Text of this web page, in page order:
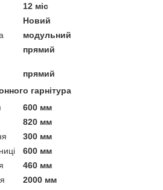
12 міс
Новий
модульний
прямий
прямий
гарнітура
600 мм
820 мм
300 мм
600 мм
460 мм
2000 мм